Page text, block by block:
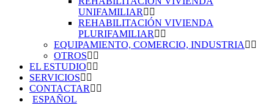
UNIFAMILIAR
REHABILITACIÓN VIVIENDA
PLURIFAMILIAR
EQUIPAMIENTO, COMERCIO, INDUSTRIA
OTROS
EL ESTUDIO
SERVICIOS
CONTACTAR
ESPAÑOL